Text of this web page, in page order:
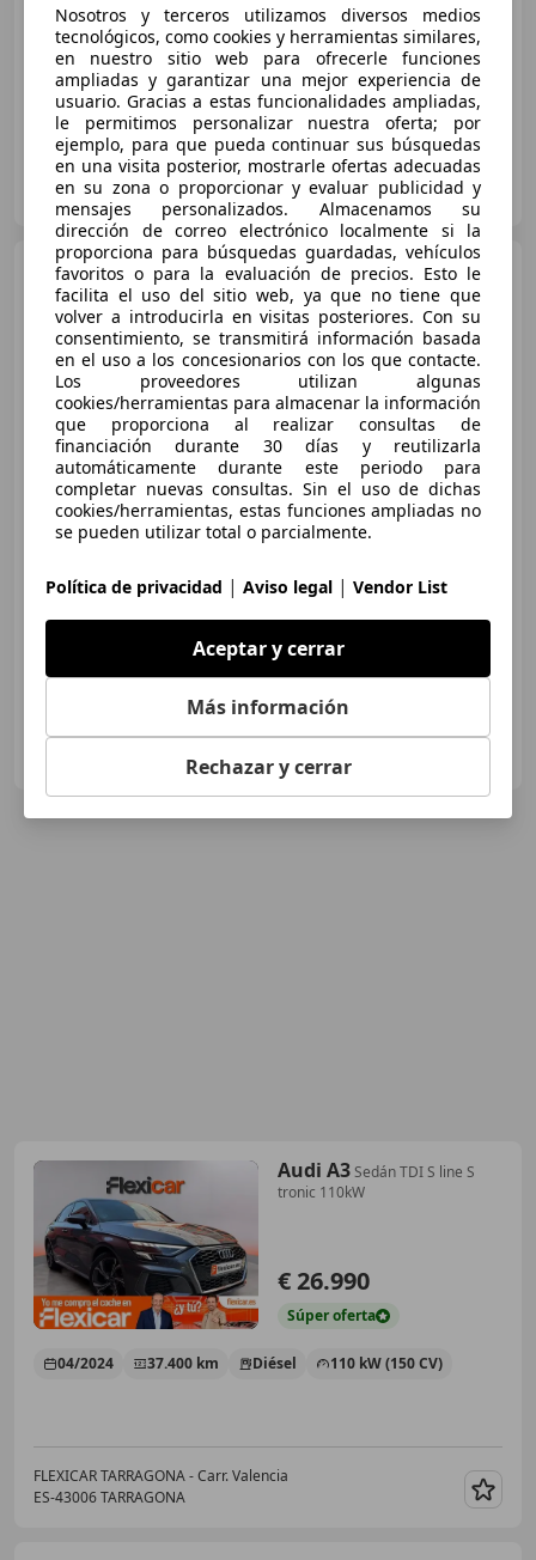
10/2015 126.810 km Diésel
81 kW (110 CV)
OBVIO MOBILITY
ES-08024 BARCELONA
Audi A3 2.0TDI S line edition
€ 10.990
11/2009 121.188 km Diésel
103 kW (140 CV)
Suspensión deportiva, Garantia, Ventanas tintadas, Volante multifunción, Llantas de aleación, ESP, ABS
AUTO CAPITAL SL
ES-43830 Torredembarra
Audi A3Sedán TDI S line S
tronic 110kW
€ 26.990
Súperoferta
04/2024 37.400 km Diésel 110 kW (150 CV)
FLEXICAR TARRAGONA - Carr. Valencia
ES-43006 TARRAGONA
Nosotros y terceros utilizamos diversos medios
tecnológicos, como cookies y herramientas similares,
en nuestro sitio web para ofrecerle funciones
ampliadas y garantizar una mejor experiencia de
usuario. Gracias a estas funcionalidades ampliadas,
le permitimos personalizar nuestra oferta; por
ejemplo, para que pueda continuar sus búsquedas
en una visita posterior, mostrarle ofertas adecuadas
en su zona o proporcionar y evaluar publicidad y
mensajes personalizados. Almacenamos su
dirección de correo electrónico localmente si la
proporciona para búsquedas guardadas, vehículos
favoritos o para la evaluación de precios. Esto le
facilita el uso del sitio web, ya que no tiene que
volver a introducirla en visitas posteriores. Con su
consentimiento, se transmitirá información basada
en el uso a los concesionarios con los que contacte.
Los proveedores utilizan algunas
cookies/herramientas para almacenar la información
que proporciona al realizar consultas de
financiación durante 30 días y reutilizarla
automáticamente durante este periodo para
completar nuevas consultas. Sin el uso de dichas
cookies/herramientas, estas funciones ampliadas no
se pueden utilizar total o parcialmente.
Política de privacidad | Aviso legal | Vendor List
Aceptar y cerrar
Más información
Rechazar y cerrar